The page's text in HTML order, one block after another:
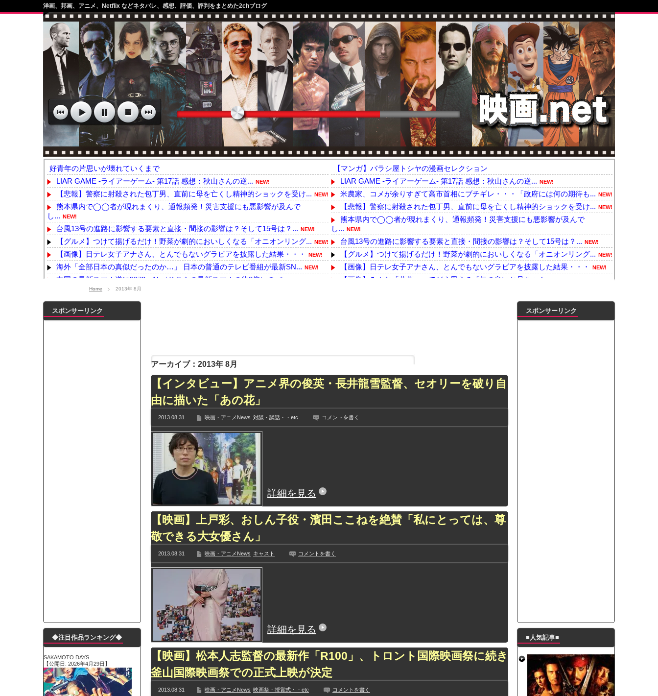
洋画、邦画、アニメ、Netflix などネタバレ、感想、評価、評判をまとめた2chブログ
好青年の片思いが壊れていくまで
LIAR GAME -ライアーゲーム- 第17話 感想：秋山さんの逆... NEW!
【悲報】警察に射殺された包丁男、直前に母を亡くし精神的ショックを受け... NEW!
熊本県内で◯◯者が現れまくり、通報頻発！災害支援にも悪影響が及んで
し... NEW!
台風13号の進路に影響する要素と直接・間接の影響は？そして15号は？... NEW!
【グルメ】つけて揚げるだけ！野菜が劇的においしくなる「オニオンリング... NEW!
【画像】日テレ女子アナさん、とんでもないグラビアを披露した結果・・・ NEW!
海外「全部日本の真似だったのか…」 日本の普通のテレビ番組が最新SN... NEW!
中国の最新スマホ遂に9070mAh（そこらの最新スマホの約2倍）のバ...
PCパーツ高すぎて自作する人減ってるよな
【熊本地震】イオンの猫カフェ、悲惨なことになっていた・・・・
【デレマス】Pの家の合鍵を勝手に作って部屋に侵入しそうなアイドル
【乃木坂】水谷豊の息子、三山凌輝がW不倫‼共演した久保史緒里と中村麗...
【TWICE】サナが佐藤健とダブル主演の映画で演技に初挑戦‼
【乃木坂】TIFで披露したストライキダンスが大バズリ‼
【速報】石破首相 大敗の責任「両院議員総会での意見や総括を踏まえ、適...
【画像】色盲にはグレーにしか見えない事実がこちらｗｗｗｗｗｗ
『鬼滅の刃 無限城編』3部作で興収2000億円も視野に!?超巨大マネ...
メイドの格好してるちょちょたんの破壊力が半端ない【梅咲遥】
ランJ民ワイ、新しいランニングシューズを手に入れる
モーニングショー「視聴率5.2％！」テレビ朝日「ひたすら自民批判！」...
出自が社長にバレて「愛人になれ」と脅された。辞めたら1週間もしないう...
【唖然】渋谷のホームレス対策、とんでもない領域へｗｗｗｗｗｗ
子供部屋おじさんなんですがコード類の配線ぐちゃぐちゃさせない方法教え...
ポルシェが満を持して送り出す初EV 「タイカン」はテスラのライバルに...
【朗報】阪神のドラフト、ガチで大当たりだったｗｗｗｗｗｗｗｗｗｗｗｗ...
下半身トレーニング、太ももに自信ニキきてくれｗｗｗｗｗｗｗｗｗ
【マンガ】バラシ屋トシヤの漫画セレクション
LIAR GAME -ライアーゲーム- 第17話 感想：秋山さんの逆... NEW!
米農家、コメが余りすぎて高市首相にブチギレ・・・「政府には何の期待も... NEW!
【悲報】警察に射殺された包丁男、直前に母を亡くし精神的ショックを受け... NEW!
熊本県内で◯◯者が現れまくり、通報頻発！災害支援にも悪影響が及んで
し... NEW!
台風13号の進路に影響する要素と直接・間接の影響は？そして15号は？... NEW!
【グルメ】つけて揚げるだけ！野菜が劇的においしくなる「オニオンリング... NEW!
【画像】日テレ女子アナさん、とんでもないグラビアを披露した結果・・・ NEW!
【画像】みんな「葛葉」ってどう思う？「気の良いお兄ちゃん」
中国の最新スマホ遂に9070mAh（そこらの最新スマホの約2倍）のバ...
【画像】海にいたカップルさん、エ□かわすぎる彼女が話題になってしまう...
韓国人「韓国が米韓通貨スワップ交渉に全力を注ぐべき理由がこちら‥日米...
【画像】小倉ゆうか（元・小倉優香）が水着グラビア復帰ｗｗｗｗｗ
【乃木坂】水谷豊の息子、三山凌輝がW不倫‼共演した久保史緒里と中村麗...
モーニングショー「視聴率5.2％！」テレビ朝日「ひたすら自民批判！」...
出自が社長にバレて「愛人になれ」と脅された。辞めたら1週間もしないう...
【速報】川島海荷、警視庁前で接触事故
本田翼が好きなB'zの曲ランキングが酷すぎるｗｗｗｗｗ
Home 2013年 8月
アーカイブ：2013年 8月
【インタビュー】アニメ界の俊英・長井龍雪監督、セオリーを破り自
由に描いた「あの花」
2013.08.31 映画・アニメNews 対談・談話・・etc コメントを書く
詳細を見る
【映画】上戸彩、おしん子役・濱田ここねを絶賛「私にとっては、尊
敬できる大女優さん」
2013.08.31 映画・アニメNews キャスト コメントを書く
詳細を見る
【映画】松本人志監督の最新作「R100」、トロント国際映画祭に続き
釜山国際映画祭での正式上映が決定
2013.08.31 映画・アニメNews 映画祭・授賞式・・etc コメントを書く
スポンサーリンク
◆注目作品ランキング◆
SAKAMOTO DAYS
【公開日: 2026年4月29日】
スポンサーリンク
■人気記事■